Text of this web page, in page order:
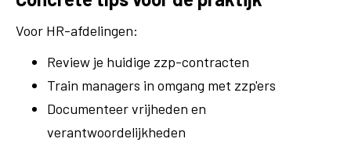
Voor HR-afdelingen:
Review je huidige zzp-contracten
Train managers in omgang met zzp'ers
Documenteer vrijheden en
verantwoordelijkheden